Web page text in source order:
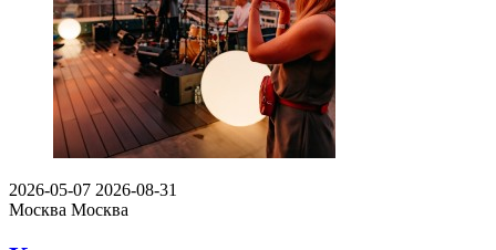
2026-05-07 2026-08-31
Москва Москва